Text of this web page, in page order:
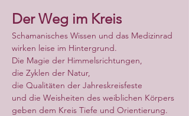
Der Weg im Kreis
Schamanisches Wissen und das Medizinrad
wirken leise im Hintergrund.
Die Magie der Himmelsrichtungen,
die Zyklen der Natur,
die Qualitäten der Jahreskreisfeste
und die Weisheiten des weiblichen Körpers
geben dem Kreis Tiefe und Orientierung.